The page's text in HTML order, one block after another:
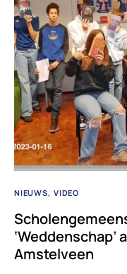
NIEUWS VIDEO
Amstelveen